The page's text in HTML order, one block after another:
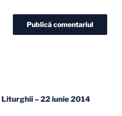
– 22 iunie 2014